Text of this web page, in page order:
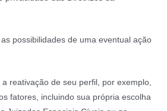
possibilidades de uma eventual ação
reativação de seu perfil, por exemplo,
fatores, incluindo sua própria escolha